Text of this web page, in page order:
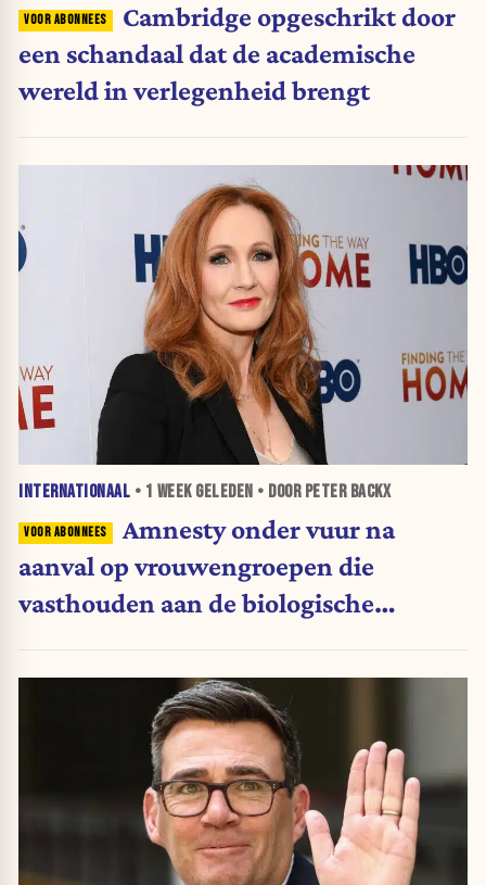
Cambridge opgeschrikt door
een schandaal dat de academische
wereld in verlegenheid brengt
INTERNATIONAAL • 1 WEEKGELEDEN • DOOR PETER BACKX
Amnesty onder vuur na
aanval op vrouwengroepen die
vasthouden aan de biologische